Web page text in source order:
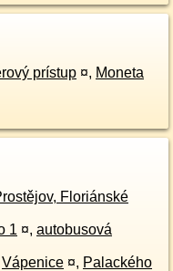
prístup ¤, Moneta
Floriánské
1 ¤, autobusová
Vápenice ¤, Palackého